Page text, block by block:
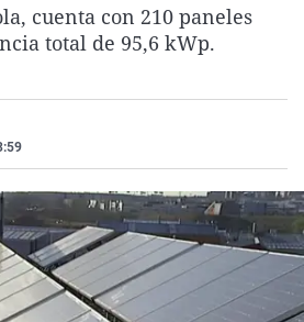
La rosa de los vientos
Gente viajera
Como el perro y el
Caso
Retornados
Equipo de
Extremadura
Galicia
La Rioja
País Vasco
Virales
Televisión
Elecciones
cuenta con 210 paneles
total de 95,6 kWp.